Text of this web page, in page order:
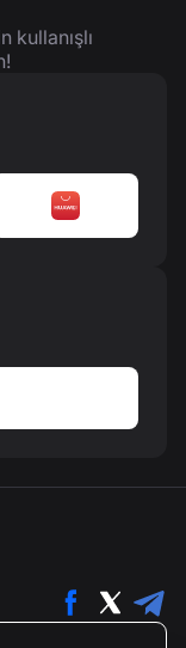
kullanışlı